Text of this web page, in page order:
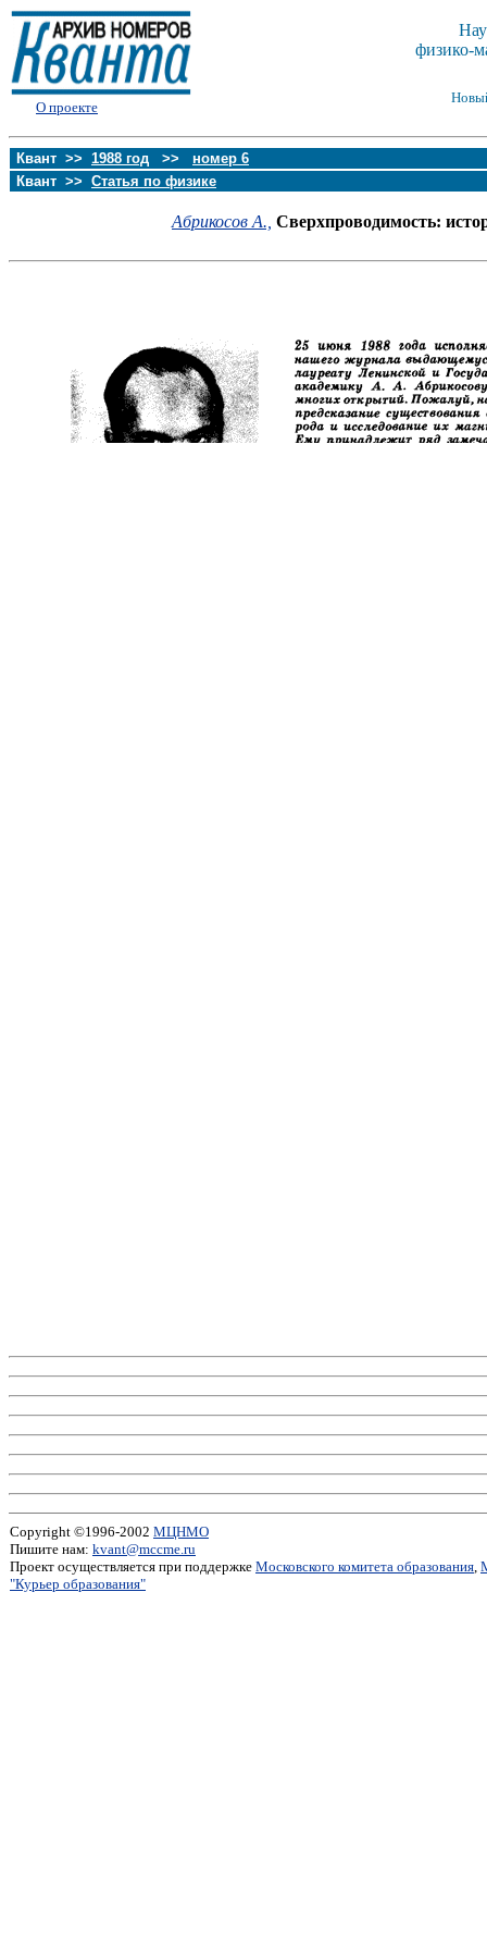
О проекте
физико-
Квант >> 1988 год >> номер 6
Квант >> Статья по физике
Абрикосов А., Сверхпроводимость:
Copyright ©1996-2002 МЦНМО
Пишите нам: kvant@mccme.ru
Проект осуществляется при поддержке Московского комитета образования,
"Курьер образования"